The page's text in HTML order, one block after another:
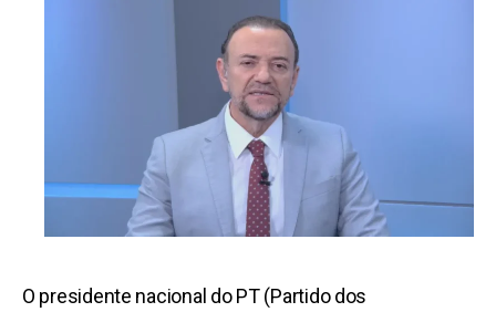
O presidente nacional do PT (Partido dos